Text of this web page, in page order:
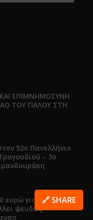
ΚΑΙ ΕΠΙΜΝΗΜΟΣΥΝΗ
ΤΟΥ ΓΙΑΛΟΥ ΣΤΗ
52ο Πανελλήνιο
– 3ο
ευρώ για να
ψευδώς
🔗 SHARE